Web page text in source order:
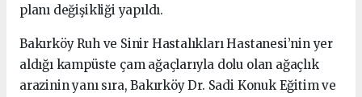
planı değişikliği yapıldı.
Bakırköy Ruh ve Sinir Hastalıkları Hastanesi’nin yer
aldığı kampüste çam ağaçlarıyla dolu olan ağaçlık
arazinin yanı sıra, Bakırköy Dr. Sadi Konuk Eğitim ve